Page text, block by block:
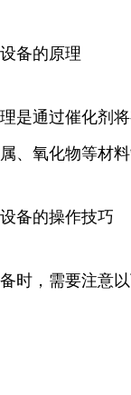
备的原理
是通过催化剂
、氧化物等材
备的操作技巧
时，需要注意